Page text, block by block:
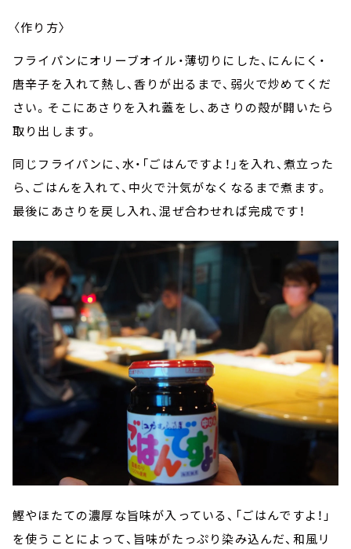
〈作り方〉
フライパンにオリーブオイル・薄切りにした、にんにく・
唐辛子を入れて熱し、香りが出るまで、弱火で炒めてくだ
さい。そこにあさりを入れ蓋をし、あさりの殻が開いたら
取り出します。
同じフライパンに、水・「ごはんですよ！」を入れ、煮立った
ら、ごはんを入れて、中火で汁気がなくなるまで煮ます。
最後にあさりを戻し入れ、混ぜ合わせれば完成です！
鰹やほたての濃厚な旨味が入っている、「ごはんですよ！」
を使うことによって、旨味がたっぷり染み込んだ、和風リ